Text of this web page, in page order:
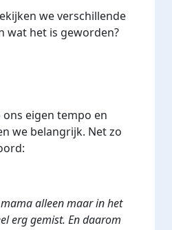
we verschillende
wat het is geworden?
eigen tempo en
we belangrijk. Net zo
alleen maar in het
erg gemist. En daarom